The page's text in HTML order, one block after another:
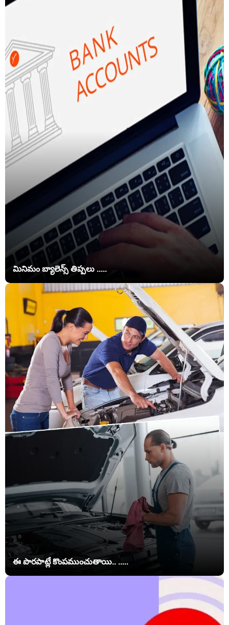
మినిమం బ్యాలెన్స్ తిప్పలు .....
ఈ పొరపాట్లే కొంపముంచుతాయి.. .....